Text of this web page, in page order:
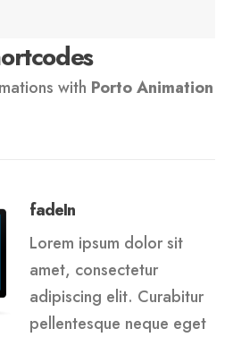
with Porto Animation
fadeIn
Lorem ipsum dolor sit
amet, consectetur
adipiscing elit. Curabitur
pellentesque neque eget